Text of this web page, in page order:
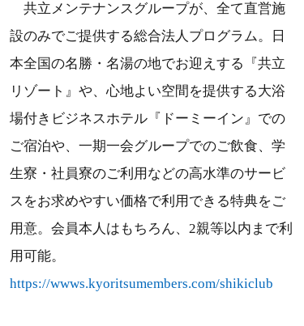
共立メンテナンスグループが、全て直営施
設のみでご提供する総合法人プログラム。日
本全国の名勝・名湯の地でお迎えする『共立
リゾート』や、心地よい空間を提供する大浴
場付きビジネスホテル『ドーミーイン』での
ご宿泊や、一期一会グループでのご飲食、学
生寮・社員寮のご利用などの高水準のサービ
スをお求めやすい価格で利用できる特典をご
用意。会員本人はもちろん、2親等以内まで利
用可能。
https://wwws.kyoritsumembers.com/shikiclub